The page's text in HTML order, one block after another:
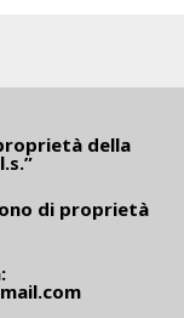
della
di proprietà